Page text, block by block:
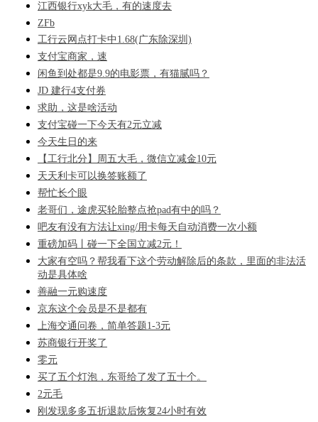
江西银行xyk大毛，有的速度去
ZFb
工行云网点打卡中1.68(广东除深圳)
支付宝商家，速
闲鱼到处都是9.9的电影票，有猫腻吗？
JD 建行4支付券
求助，这是啥活动
支付宝碰一下今天有2元立减
今天生日的来
【工行北分】周五大毛，微信立减金10元
天天利卡可以换签账额了
帮忙长个眼
老哥们，途虎买轮胎整点抢pad有中的吗？
吧友有没有方法让xing/用卡每天自动消费一次小额
重磅加码丨碰一下全国立减2元！
大家有空吗？帮我看下这个劳动解除后的条款，里面的非法活
动是具体啥
善融一元购速度
京东这个会员是不是都有
上海交通问卷，简单答题1-3元
苏商银行开奖了
零元
买了五个灯泡，东哥给了发了五十个。
2元毛
刚发现多多五折退款后恢复24小时有效